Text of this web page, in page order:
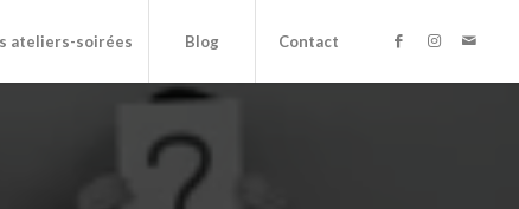
ateliers-soirées Blog Contact